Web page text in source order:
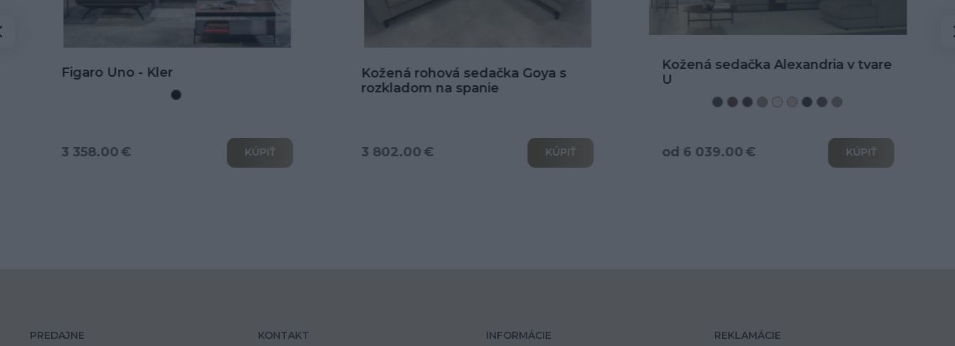
Kožená rohová sedačka Goya s
rozkladom na spanie
3 802.00 € KÚPIŤ
Kožená sedačka Alexandria v tvare
U
od 6 039.00 € KÚPIŤ
Kožená rohová sedačka Alexandria
od 3 466.00 € KÚPIŤ
PREDAJNE KONTAKT INFORMÁCIE REKLAMÁCIE